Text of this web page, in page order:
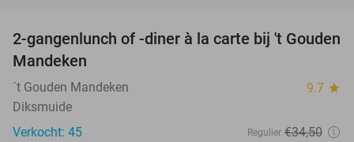
32%
2-gangenlunch of -diner à la carte bij 't Gouden
Mandeken
´t Gouden Mandeken 9.7 star
Diksmuide
Verkocht: 45
Regulier €34,50